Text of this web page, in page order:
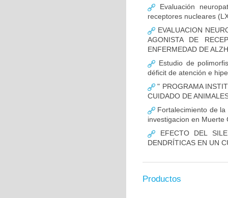
Evaluación
receptores nucleares
EVALUACION
AGONISTA DE
ENFERMEDAD DE
Estudio de
déficit de atención e
" PROGRAMA
CUIDADO DE
Fortalecimiento de la
investigacion en Muerte
EFECTO DEL
DENDRÍTICAS EN UN
Productos